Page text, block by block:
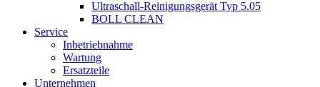
Ultraschall-Reinigungsgerät Typ 5.05
BOLL CLEAN
Service
Inbetriebnahme
Wartung
Ersatzteile
Unternehmen